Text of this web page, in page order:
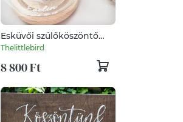
Esküvői szülőköszöntő
üvegbúra édesanyáknak,
mákgubó
Thelittlebird
8 800 Ft